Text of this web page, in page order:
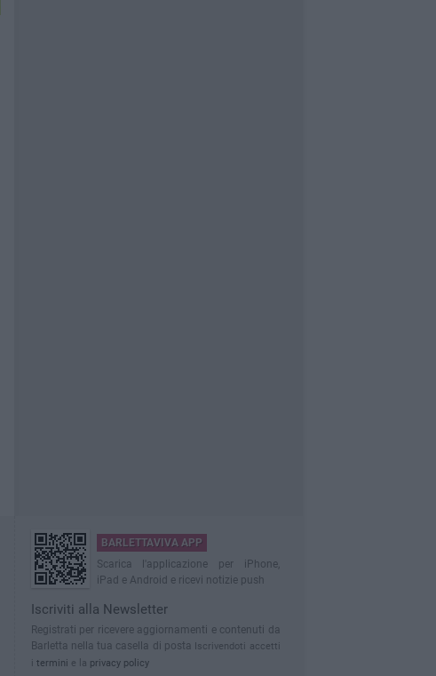
BARLETTAVIVA APP
Scarica l'applicazione per iPhone,
iPad e Android e ricevi notizie push
Iscriviti alla Newsletter
Registrati per ricevere aggiornamenti e contenuti da
Barletta nella tua casella di posta Iscrivendoti accetti
i termini e la privacy policy